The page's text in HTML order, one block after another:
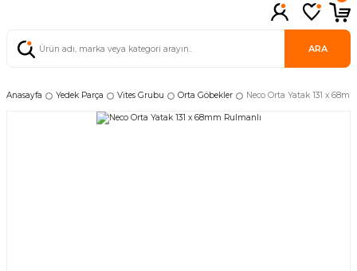
ARA
Anasayfa Yedek Parça Vites Grubu Orta Göbekler Neco Orta Yatak 131 x